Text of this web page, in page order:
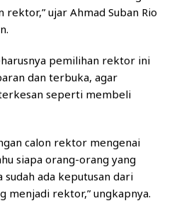
ujar Ahmad Suban Rio
pemilihan rektor ini
dan terbuka, agar
seperti membeli
calon rektor mengenai
siapa orang-orang yang
ada keputusan dari
menjadi rektor,” ungkapnya.